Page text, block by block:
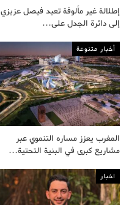
إطلالة غير مألوفة تعيد فيصل عزيزي
إلى دائرة الجدل على…
أخبار متنوعة
المغرب يعزز مساره التنموي عبر
مشاريع كبرى في البنية التحتية…
اخبار